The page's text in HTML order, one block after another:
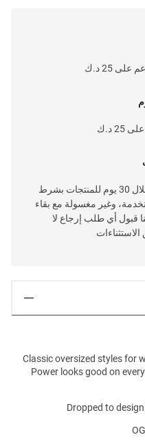
د.ك
خدمة إرجاع سهلة وسريعة خلال 30 يوم للمنتجات بشرط
وغير مغسولة مع بقاء
قبول أي طلب إرجاع لا
Classic oversized styles for
Power looks good on
Dropped to